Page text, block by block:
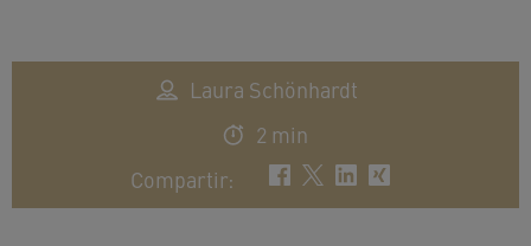
Laura Schönhardt
2 min
Compartir: